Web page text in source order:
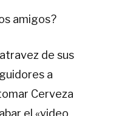
amigos?
de sus
a
Cerveza
el «video